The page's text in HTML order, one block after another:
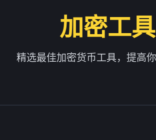
加密工
精选最佳加密货币工具，提高